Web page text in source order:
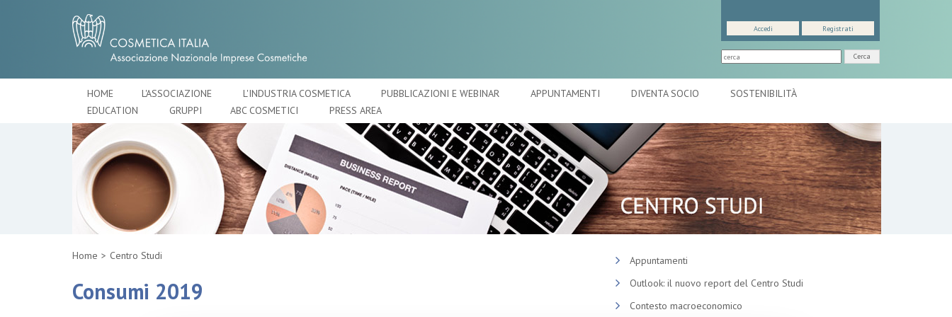
Cerca
Accedi Registrati
HOME L'ASSOCIAZIONE L'INDUSTRIA COSMETICA PUBBLICAZIONI E WEBINAR APPUNTAMENTI DIVENTA SOCIO
SOSTENIBILITÀ
EDUCATION
GRUPPI ABC COSMETICI PRESS AREA
Home Centro Studi
Consumi 2019
Appuntamenti
Outlook: il nuovo report del Centro Studi
Contesto macroeconomico